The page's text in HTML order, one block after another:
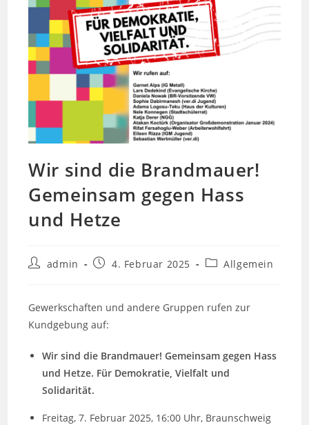
Wir sind die Brandmauer!
Gemeinsam gegen Hass
und Hetze
admin 4. Februar 2025 Allgemein
Gewerkschaften und andere Gruppen rufen zur
Kundgebung auf:
Wir sind die Brandmauer! Gemeinsam gegen Hass
und Hetze. Für Demokratie, Vielfalt und
Solidarität.
Freitag, 7. Februar 2025, 16:00 Uhr, Braunschweig